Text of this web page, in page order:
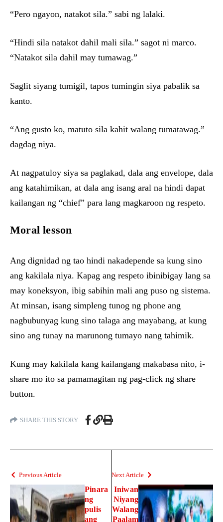
“Pero ngayon, natakot sila.” sabi ng lalaki.
“Hindi sila natakot dahil mali sila.” sagot ni marco.
“Natakot sila dahil may tumawag.”
Saglit siyang tumigil, tapos tumingin siya pabalik sa
kanto.
“Ang gusto ko, matuto sila kahit walang tumatawag.”
dagdag niya.
At nagpatuloy siya sa paglakad, dala ang envelope, dala
ang katahimikan, at dala ang isang aral na hindi dapat
kailangan ng “chief” para lang magkaroon ng respeto.
Moral lesson
Ang dignidad ng tao hindi nakadepende sa kung sino
ang kakilala niya. Kapag ang respeto ibinibigay lang sa
may koneksyon, ibig sabihin mali ang puso ng sistema.
At minsan, isang simpleng tunog ng phone ang
nagbubunyag kung sino talaga ang mayabang, at kung
sino ang tunay na marunong tumayo nang tahimik.
Kung may kakilala kang kailangang makabasa nito, i-
share mo ito sa pamamagitan ng pag-click ng share
button.
SHARE THIS STORY
Previous Article
Pinara
ng
pulis
ang
Next Article
Iniwan
Niyang
Walang
Paalam